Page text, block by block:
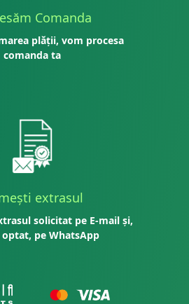
Comanda
plății, vom procesa
comanda ta
extrasul
solicitat pe E-mail și,
optat, pe WhatsApp